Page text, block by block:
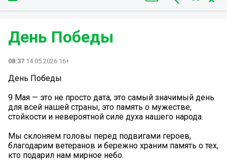
День Победы
08:37 14.05.2026 16+
День Победы
9 Мая — это не просто дата, это самый значимый день
для всей нашей страны, это память о мужестве,
стойкости и невероятной силе духа нашего народа.
Мы склоняем головы перед подвигами героев,
благодарим ветеранов и бережно храним память о тех,
кто подарил нам мирное небо.